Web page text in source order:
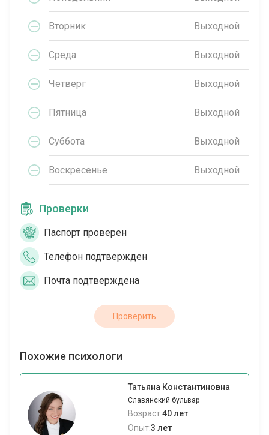
Вторник Выходной
Среда Выходной
Четверг Выходной
Пятница Выходной
Суббота Выходной
Воскресенье Выходной
Проверки
Паспорт проверен
Телефон подтвержден
Почта подтверждена
Проверить
Похожие психологи
Татьяна Константиновна
Славянский бульвар
Возраст:40 лет
Опыт:3 лет